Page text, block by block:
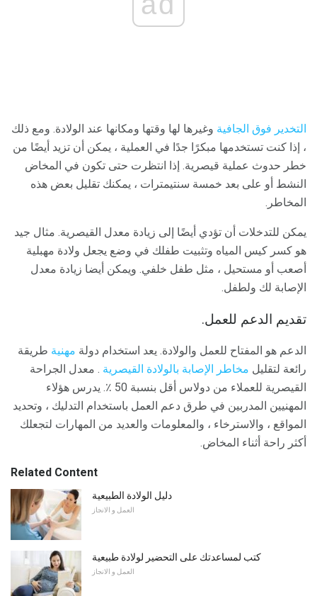
التخدير فوق الجافية وغيرها لها وقتها ومكانها عند الولادة. ومع ذلك
، إذا كنت تستخدمها مبكرًا جدًا في العملية ، يمكن أن تزيد أيضًا من
خطر حدوث عملية قيصرية. إذا انتظرت حتى تكون في المخاض
النشط أو على بعد خمسة سنتيمترات ، يمكنك تقليل بعض هذه
المخاطر.
يمكن للتدخلات أن تؤدي أيضًا إلى زيادة معدل القيصرية. مثال جيد
هو كسر كيس المياه وتثبيت طفلك في وضع يجعل ولادة مهبلية
أصعب أو مستحيل ، مثل طفل خلفي. ويمكن أيضا زيادة معدل
الإصابة لك ولطفل.
تقديم الدعم للعمل.
الدعم هو المفتاح للعمل والولادة. يعد استخدام دولة مهنية طريقة
رائعة لتقليل مخاطر الإصابة بالولادة القيصرية . معدل الجراحة
القيصرية للعملاء من دولاس أقل بنسبة 50 ٪. يدرس هؤلاء
المهنيين المدربين في طرق دعم العمل باستخدام التدليك ، وتحديد
المواقع ، والاسترخاء ، والمعلومات والعديد من المهارات لتجعلك
أكثر راحة أثناء المخاض.
Related Content
دليل الولادة الطبيعية
العمل و الانجاز
كتب لمساعدتك على التحضير لولادة طبيعية
العمل و الانجاز